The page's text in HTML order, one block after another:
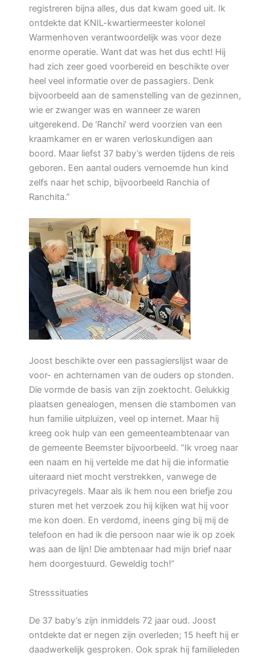
registreren bijna alles, dus dat kwam goed uit. Ik
ontdekte dat KNIL-kwartiermeester kolonel
Warmenhoven verantwoordelijk was voor deze
enorme operatie. Want dat was het dus echt! Hij
had zich zeer goed voorbereid en beschikte over
heel veel informatie over de passagiers. Denk
bijvoorbeeld aan de samenstelling van de gezinnen,
wie er zwanger was en wanneer ze waren
uitgerekend. De ‘Ranchi’ werd voorzien van een
kraamkamer en er waren verloskundigen aan
boord. Maar liefst 37 baby’s werden tijdens de reis
geboren. Een aantal ouders vernoemde hun kind
zelfs naar het schip, bijvoorbeeld Ranchia of
Ranchita.”
Joost beschikte over een passagierslijst waar de
voor- en achternamen van de ouders op stonden.
Die vormde de basis van zijn zoektocht. Gelukkig
plaatsen genealogen, mensen die stambomen van
hun familie uitpluizen, veel op internet. Maar hij
kreeg ook hulp van een gemeenteambtenaar van
de gemeente Beemster bijvoorbeeld. “Ik vroeg naar
een naam en hij vertelde me dat hij die informatie
uiteraard niet mocht verstrekken, vanwege de
privacyregels. Maar als ik hem nou een briefje zou
sturen met het verzoek zou hij kijken wat hij voor
me kon doen. En verdomd, ineens ging bij mij de
telefoon en had ik die persoon naar wie ik op zoek
was aan de lijn! Die ambtenaar had mijn brief naar
hem doorgestuurd. Geweldig toch!”
Stresssituaties
De 37 baby’s zijn inmiddels 72 jaar oud. Joost
ontdekte dat er negen zijn overleden; 15 heeft hij er
daadwerkelijk gesproken. Ook sprak hij familieleden